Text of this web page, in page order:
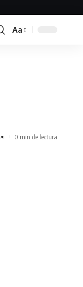
Font
Aa
0 min de lectura